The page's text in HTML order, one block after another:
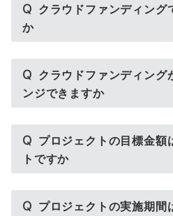
Q クラウドファンディング
か
Q クラウドファンディング
ンジできますか
Q プロジェクトの目標金額
トですか
Q プロジェクトの実施期間